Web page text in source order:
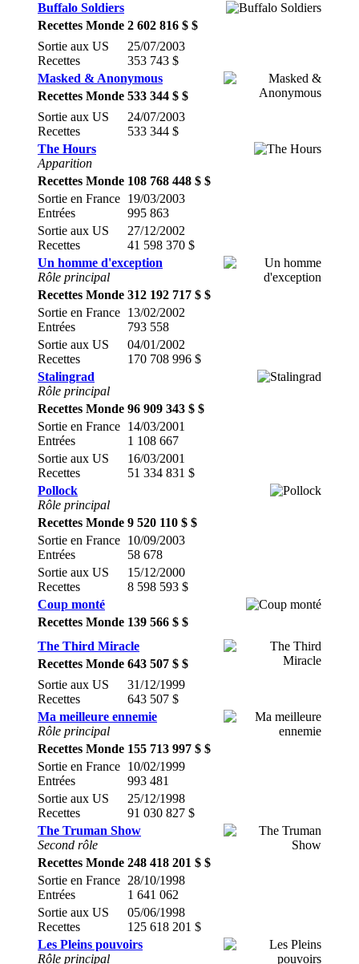
Buffalo Soldiers
Recettes Monde 2 602 816 $ $
Sortie aux US
Recettes
25/07/2003
353 743 $
Masked & Anonymous
Recettes Monde 533 344 $ $
Sortie aux US
Recettes
24/07/2003
533 344 $
The Hours
Apparition
Recettes Monde 108 768 448 $ $
Sortie en France
Entrées
19/03/2003
995 863
Sortie aux US
Recettes
27/12/2002
41 598 370 $
Un homme d'exception
Rôle principal
Recettes Monde 312 192 717 $ $
Sortie en France
Entrées
13/02/2002
793 558
Sortie aux US
Recettes
04/01/2002
170 708 996 $
Stalingrad
Rôle principal
Recettes Monde 96 909 343 $ $
Sortie en France
Entrées
14/03/2001
1 108 667
Sortie aux US
Recettes
16/03/2001
51 334 831 $
Pollock
Rôle principal
Recettes Monde 9 520 110 $ $
Sortie en France
Entrées
10/09/2003
58 678
Sortie aux US
Recettes
15/12/2000
8 598 593 $
Coup monté
Recettes Monde 139 566 $ $
The Third Miracle
Recettes Monde 643 507 $ $
Sortie aux US
Recettes
31/12/1999
643 507 $
Ma meilleure ennemie
Rôle principal
Recettes Monde 155 713 997 $ $
Sortie en France
Entrées
10/02/1999
993 481
Sortie aux US
Recettes
25/12/1998
91 030 827 $
The Truman Show
Second rôle
Recettes Monde 248 418 201 $ $
Sortie en France
Entrées
28/10/1998
1 641 062
Sortie aux US
Recettes
05/06/1998
125 618 201 $
Les Pleins pouvoirs
Rôle principal